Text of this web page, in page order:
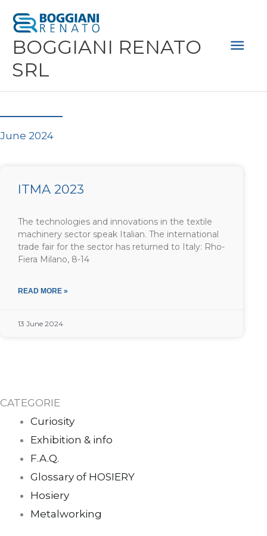
content
BOGGIANI RENATO
SRL
June 2024
ITMA 2023
The technologies and innovations in the textile
machinery sector speak Italian. The international
trade fair for the sector has returned to Italy: Rho-
Fiera Milano, 8-14
READ MORE »
13 June 2024
CATEGORIE
Curiosity
Exhibition & info
F.A.Q.
Glossary of HOSIERY
Hosiery
Metalworking